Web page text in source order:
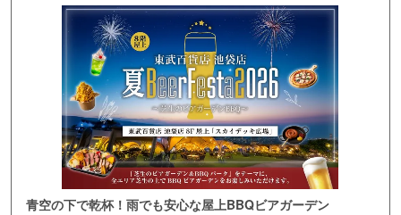
青空の下で乾杯！雨でも安心な屋上BBQビアガーデン